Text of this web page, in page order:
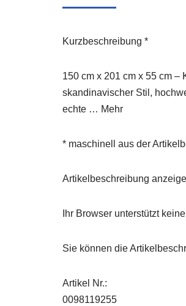
Kurzbeschreibung *
150 cm x 201 cm x 55 cm
skandinavischer Stil,
echte … Mehr
* maschinell aus der
Artikelbeschreibung
Ihr Browser unterstützt
Sie können die
Artikel Nr.:
0098119255